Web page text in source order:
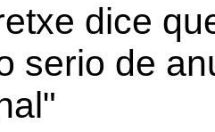
dice
serio de